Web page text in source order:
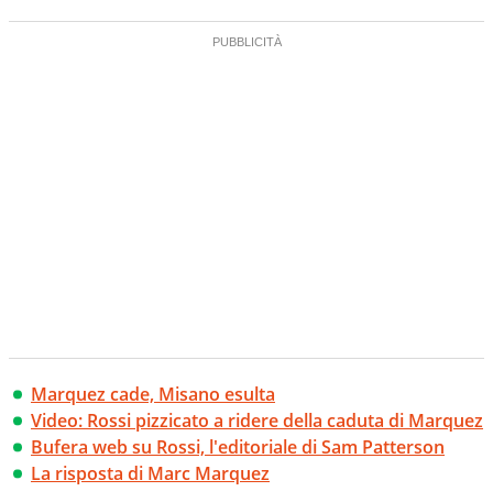
Marquez cade, Misano esulta
Video: Rossi pizzicato a ridere della caduta di Marquez
Bufera web su Rossi, l'editoriale di Sam Patterson
La risposta di Marc Marquez